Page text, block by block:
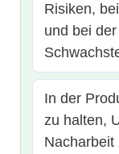
Risiken,
und bei
In der
zu halten,
Nacharbeit